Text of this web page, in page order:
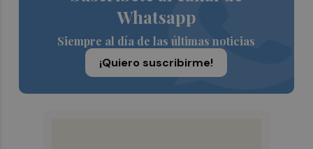
Whatsapp
Siempre al día de las últimas noticias
¡Quiero suscribirme!